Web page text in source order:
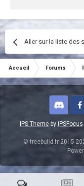
Aller sur la liste des
Accueil Forums
IPS Themeby IPSFocus
Discord
© freebuild.fr 2015-